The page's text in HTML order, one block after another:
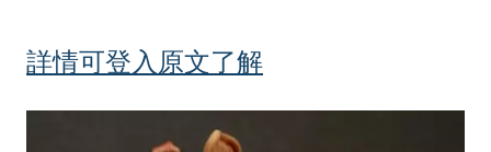
詳情可登入原文了解